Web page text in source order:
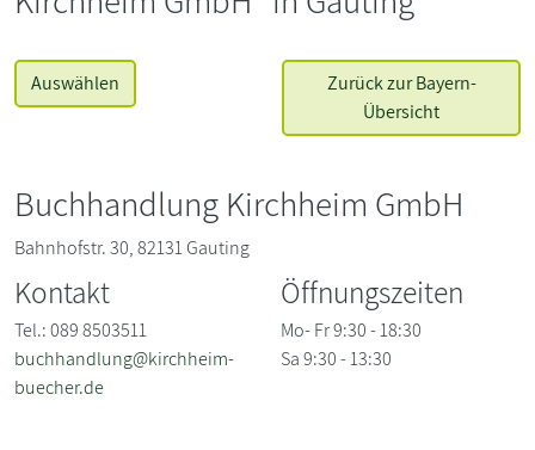
Auswählen
Zurück zur Bayern-
Übersicht
Buchhandlung Kirchheim GmbH
Bahnhofstr. 30, 82131 Gauting
Kontakt
Tel.: 089 8503511
buchhandlung@kirchheim-
buecher.de
Öffnungszeiten
Mo- Fr 9:30 - 18:30
Sa 9:30 - 13:30